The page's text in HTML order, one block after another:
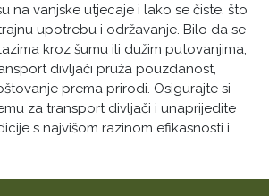
na vanjske utjecaje i lako se čiste, što
upotrebu i održavanje. Bilo da se
kroz šumu ili dužim putovanjima,
divljači pruža pouzdanost,
prema prirodi. Osigurajte si
za transport divljači i unaprijedite
s najvišom razinom efikasnosti i